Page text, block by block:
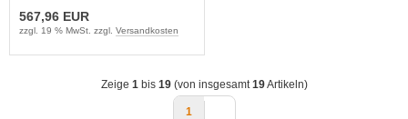
567,96 EUR
zzgl. 19 % MwSt. zzgl. Versandkosten
Zeige 1bis 19(von insgesamt19Artikeln)
1